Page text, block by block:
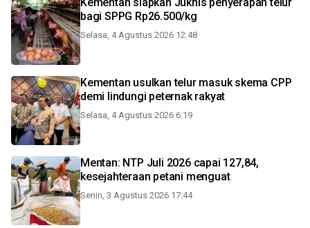
bagi SPPG Rp26.500/kg
Selasa, 4 Agustus 2026 12:48
Kementan usulkan telur masuk skema CPP
demi lindungi peternak rakyat
Selasa, 4 Agustus 2026 6:19
Mentan: NTP Juli 2026 capai 127,84,
kesejahteraan petani menguat
Senin, 3 Agustus 2026 17:44